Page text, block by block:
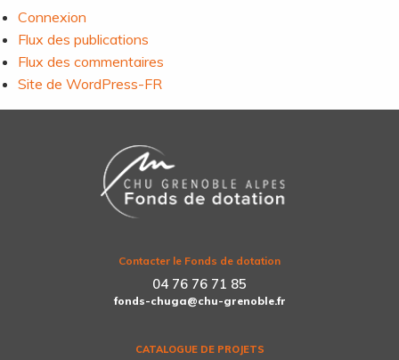
Connexion
Flux des publications
Flux des commentaires
Site de WordPress-FR
Contacter le Fonds de dotation
04 76 76 71 85
fonds-chuga@chu-grenoble.fr
CATALOGUE DE PROJETS